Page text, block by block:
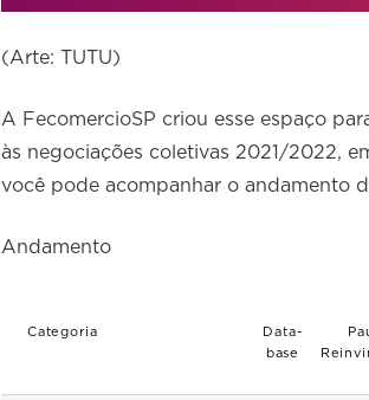
(Arte: TUTU)
A FecomercioSP criou esse espaço
às negociações coletivas 2021/2022,
você pode acompanhar o andamento
Andamento
Categoria
Data-
base